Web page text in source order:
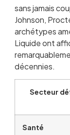
sans jamais
Johnson,
archétypes
Liquide ont
décennies.
Secteur
Santé